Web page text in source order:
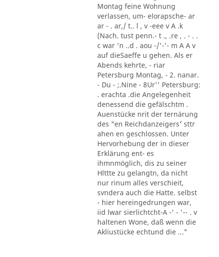
Montag feine Wohnung
verlassen, um- elorapsche- ar
ar - . ar,/ t.. l , v -eee v A .k
(Nach. tust penn.- t ., .re , . - . .
c war 'n ..d . aou -/'-'- m A A v
auf dieSaeffe u gehen. Als er
Abends kehrte, - riar
Petersburg Montag, - 2. nanar.
- Du - ;.Nine - 8Ur'' Petersburg:
. erachta .die Angelegenheit
denessend die gefälschtm .
Auenstücke nrit der ternärung
des "en Reichdanzeigers´' sttr
ahen en geschlossen. Unter
Hervorhebung der in dieser
Erklärung ent- es
ihmnmöglich, dis zu seiner
Hlttte zu gelangtn, da nicht
nur rinum alles verschieit,
svndera auch die Hatte. selbst
- hier hereingedrungen war,
iid lwar sierlichtcht-A -' - '-- . v
haltenen Wone, daß wenn die
Akliustücke echtund die ..."